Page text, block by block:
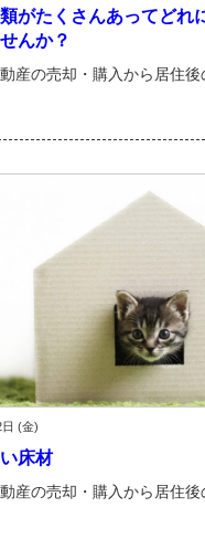
がたくさんあってどれ
んか？
産の売却・購入から居住後
(金)
床材
産の売却・購入から居住後